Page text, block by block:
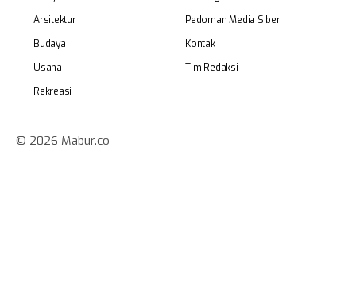
Arsitektur
Budaya
Usaha
Rekreasi
Pedoman Media Siber
Kontak
Tim Redaksi
© 2026 Mabur.co